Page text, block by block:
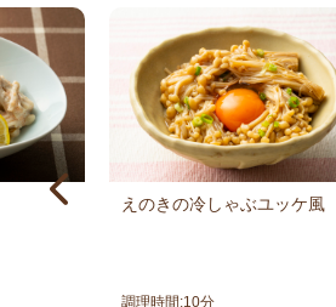
えのきの冷しゃぶユッケ風
調理時間:10分